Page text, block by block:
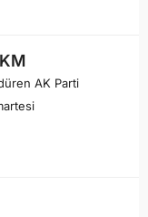
AK Parti